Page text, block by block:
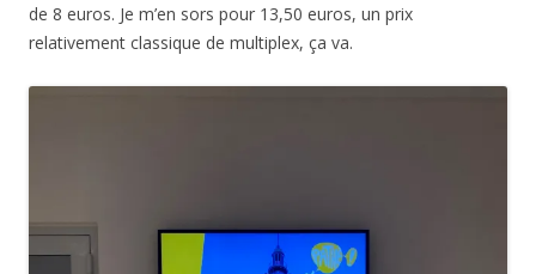
de 8 euros. Je m’en sors pour 13,50 euros, un prix
relativement classique de multiplex, ça va.